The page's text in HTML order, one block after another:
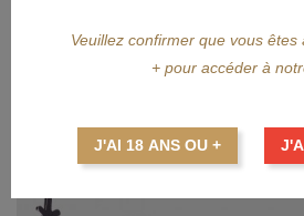
Veuillez confirmer que vous
+ pour accéder à
J'AI 18 ANS OU +